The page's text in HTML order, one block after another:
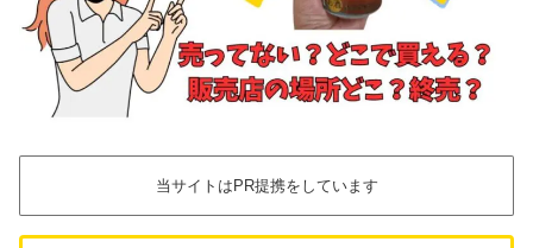
当サイトはPR提携をしています